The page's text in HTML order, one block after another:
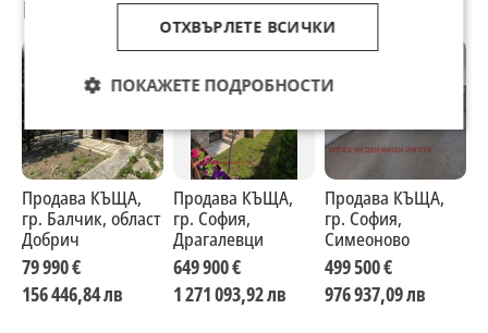
Препоръчани за теб
Продава КЪЩА,
гр. Балчик, област
Добрич
79 990 €
156 446,84 лв
Продава КЪЩА,
гр. София,
Драгалевци
649 900 €
1 271 093,92 лв
Продава КЪЩА,
гр. София,
Симеоново
499 500 €
976 937,09 лв
ОТХВЪРЛЕТЕ ВСИЧКИ
ПОКАЖЕТЕ ПОДРОБНОСТИ